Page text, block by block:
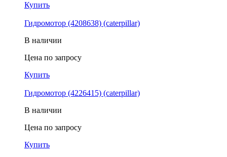
Купить
Гидромотор (4208638) (caterpillar)
В наличии
Цена по запросу
Купить
Гидромотор (4226415) (caterpillar)
В наличии
Цена по запросу
Купить